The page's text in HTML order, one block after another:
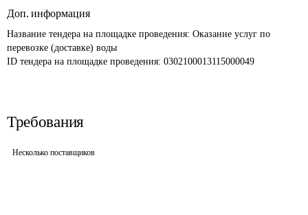
Доп. информация
Название тендера на площадке проведения: Оказание услуг по
перевозке (доставке) воды
ID тендера на площадке проведения: 0302100013115000049
Требования
Несколько поставщиков